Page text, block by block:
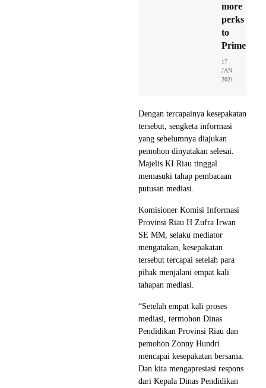
more
perks
to
Prime
17
JAN
2021
Dengan tercapainya kesepakatan
tersebut, sengketa informasi
yang sebelumnya diajukan
pemohon dinyatakan selesai.
Majelis KI Riau tinggal
memasuki tahap pembacaan
putusan mediasi.
Komisioner Komisi Informasi
Provinsi Riau H Zufra Irwan
SE MM, selaku mediator
mengatakan, kesepakatan
tersebut tercapai setelah para
pihak menjalani empat kali
tahapan mediasi.
“Setelah empat kali proses
mediasi, termohon Dinas
Pendidikan Provinsi Riau dan
pemohon Zonny Hundri
mencapai kesepakatan bersama.
Dan kita mengapresiasi respons
dari Kepala Dinas Pendidikan